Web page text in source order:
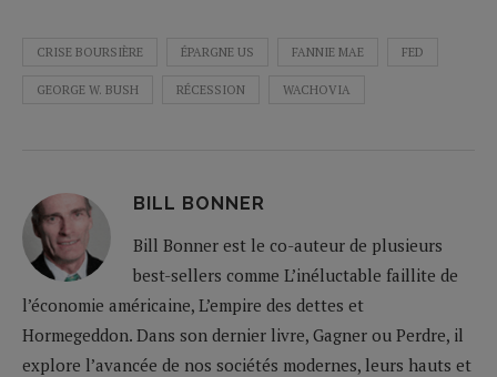
CRISE BOURSIÈRE ÉPARGNE US FANNIE MAE FED
GEORGE W. BUSH RÉCESSION WACHOVIA
BILL BONNER
Bill Bonner est le co-auteur de plusieurs
best-sellers comme L’inéluctable faillite de
l’économie américaine, L’empire des dettes et
Hormegeddon. Dans son dernier livre, Gagner ou Perdre, il
explore l’avancée de nos sociétés modernes, leurs hauts et